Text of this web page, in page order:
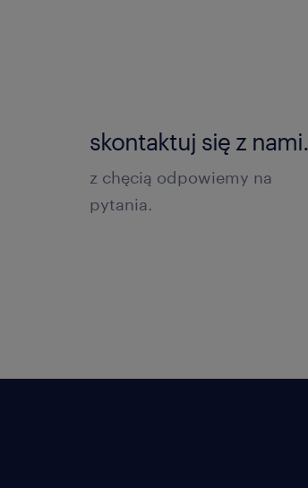
skontaktuj się z nami.
z chęcią odpowiemy na
pytania.